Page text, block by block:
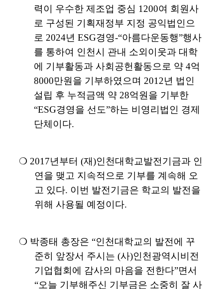
력이 우수한 제조업 중심 1200여 회원사
로 구성된 기획재정부 지정 공익법인으
로 2024년ESG경영-“아름다운동행”행사
를 통하여 인천시 관내 소외이웃과 대학
에 기부활동과 사회공헌활동으로 약4억
8000만원을 기부하였으며 2012년 법인
설립 후 누적금액 약 28억원을 기부한
“ESG경영을 선도”하는 비영리법인 경제
단체이다.
❍ 2017년부터 (재)인천대학교발전기금과 인
연을 맺고 지속적으로 기부를 계속해 오
고 있다. 이번 발전기금은 학교의 발전을
위해 사용될 예정이다.
❍ 박종태 총장은 “인천대학교의 발전에 꾸
준히 앞장서 주시는 (사)인천광역시비전
기업협회에 감사의 마음을 전한다”면서
“오늘 기부해주신 기부금은 소중히 잘 사